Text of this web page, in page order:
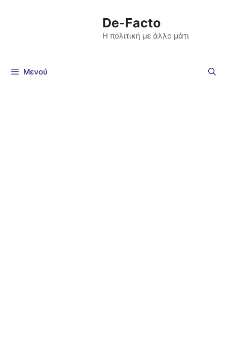
De-Facto
Η πολιτική με άλλο μάτι
Μενού